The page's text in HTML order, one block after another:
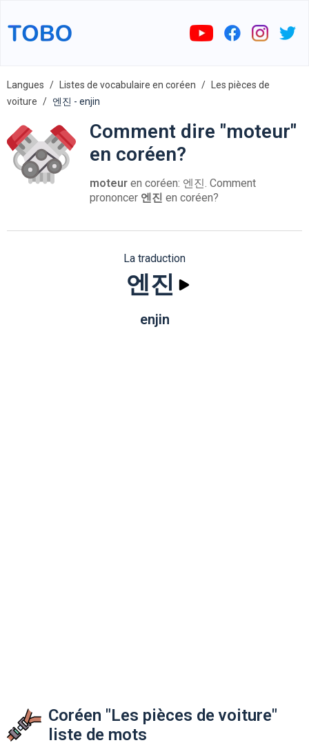
Langues Listes de vocabulaire en coréen
Les pièces de
voiture
엔진 - enjin
Comment dire "moteur"
en coréen?
moteur en coréen: 엔진. Comment
prononcer 엔진 en coréen?
La traduction
엔진
enjin
Coréen "Les pièces de voiture"
liste de mots